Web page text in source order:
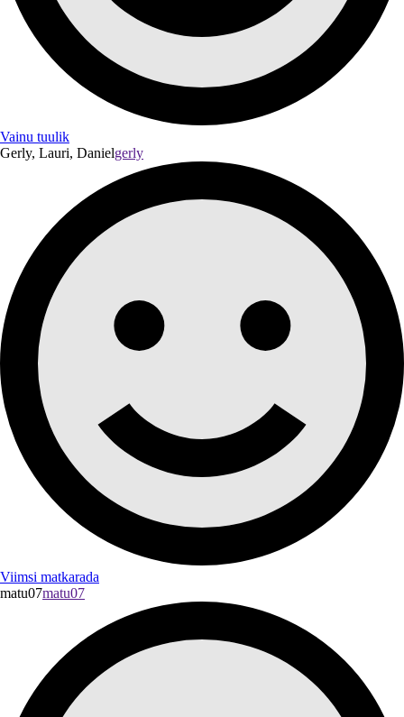
Vainu tuulik
Gerly, Lauri, Danielgerly
Viimsi matkarada
matu07matu07